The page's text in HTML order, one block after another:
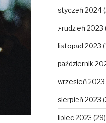
styczeń 2024
grudzień 2023
listopad 2023
październik
wrzesień 2023
sierpień 2023
lipiec 2023 (29)